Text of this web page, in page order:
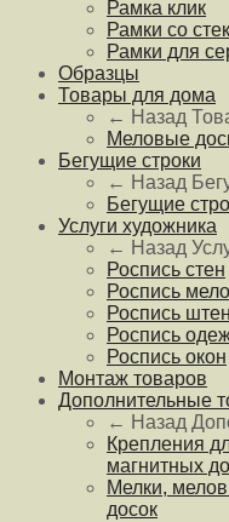
Рамка клик
Рамки со
Рамки для
Образцы
Товары для дома
← Назад
Меловые
Бегущие строки
← Назад
Бегущие
Услуги художника
← Назад
Роспись стен
Роспись
Роспись
Роспись
Роспись окон
Монтаж товаров
Дополнительные
← Назад
Крепления
магнитных
Мелки,
досок